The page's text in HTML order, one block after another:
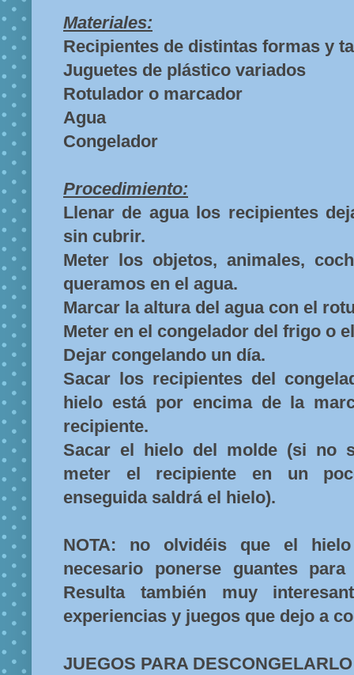
Materiales:
Recipientes de distintas formas y
Juguetes de plástico variados
Rotulador o marcador
Agua
Congelador
Procedimiento:
Llenar de agua los recipientes
sin cubrir.
Meter los objetos, animales,
queramos en el agua.
Marcar la altura del agua con el
Meter en el congelador del frigo o
Dejar congelando un día.
Sacar los recipientes del
hielo está por encima de la
recipiente.
Sacar el hielo del molde (si no
meter el recipiente en un
enseguida saldrá el hielo).
NOTA: no olvidéis que el
necesario ponerse guantes
Resulta también muy
experiencias y juegos que dejo a
JUEGOS PARA